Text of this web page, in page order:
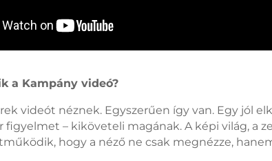
a Kampány videó?
videót néznek. Egyszerűen így van. Egy jól
figyelmet – kiköveteli magának. A képi világ, a
hogy a néző ne csak megnézze,